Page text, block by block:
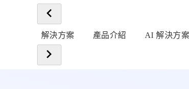
解決方案 產品介紹 AI 解決方案